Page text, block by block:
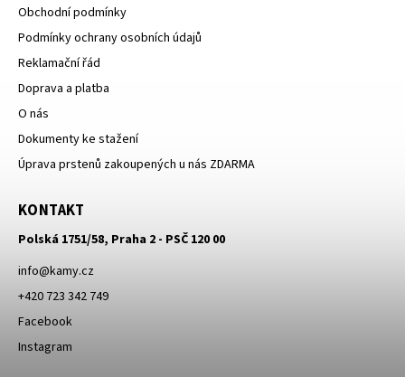
Obchodní podmínky
Podmínky ochrany osobních údajů
Reklamační řád
Doprava a platba
O nás
Dokumenty ke stažení
Úprava prstenů zakoupených u nás ZDARMA
KONTAKT
Polská 1751/58, Praha 2 - PSČ 120 00
info@kamy.cz
+420 723 342 749
Facebook
Instagram